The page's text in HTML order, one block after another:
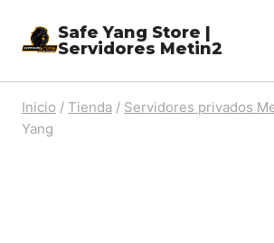
Safe Yang Store |
Servidores Metin2
Inicio / Tienda / Servidores privados
Yang